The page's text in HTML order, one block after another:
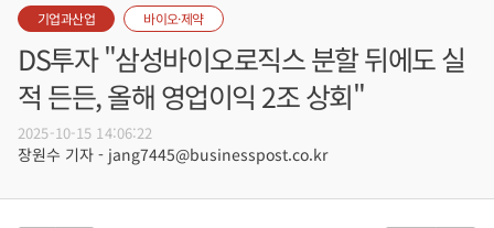
기업과산업 바이오·제약
DS투자 "삼성바이오로직스 분할 뒤에도 실
적 든든, 올해 영업이익 2조 상회"
2025-10-15 14:06:22
장원수 기자 - jang7445@businesspost.co.kr